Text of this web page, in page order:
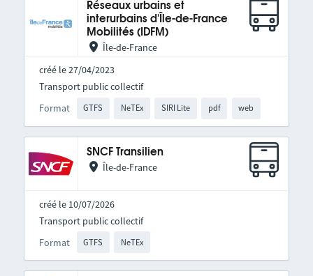
Réseaux urbains et
interurbains d'Île-de-France
Mobilités (IDFM)
Île-de-France
créé le 27/04/2023
Format GTFS NeTEx SIRI Lite pdf web
Transport public collectif
SNCF Transilien
Île-de-France
créé le 10/07/2026
Format GTFS NeTEx
Transport public collectif